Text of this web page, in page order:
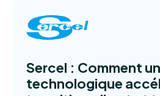
Sercel : Comment
technologique